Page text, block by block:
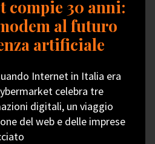
compie 30 anni:
al futuro
artificiale
Internet in Italia era
celebra tre
digitali, un viaggio
del web e delle imprese